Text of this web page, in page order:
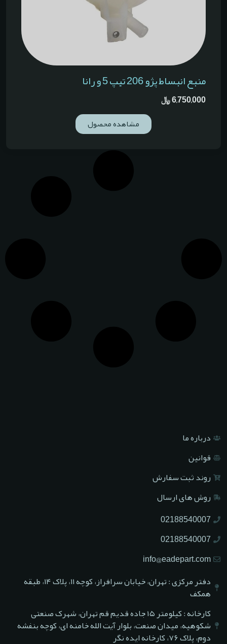
منبع انبساط پژو 206 تیپ 5 و رانا
6,750,000﷼
مشاهده محصول
درباره ما
قوانین
روند ثبت سفارش
روش های ارسال
02188540007
02188540007
info@eadepart.com
دفتر مرکزی : تهران، خیابان سرافراز، کوچه ۱۱، پلاک ۱۴، طبقه
همکف
کارخانه : کیلومتر ۱۵ جاده قدیم قم تهران، شهرک صنعتی
شکوهیه، میدان صنعت، بلوار آیت الله خامنه ای، کوچه بنفشه
دوم، پلاک ۷۶، کارخانه ایده نگر